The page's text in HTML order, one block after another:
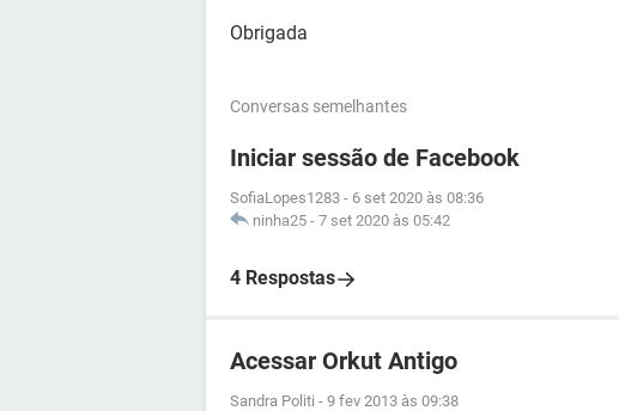
Obrigada
Conversas semelhantes
Iniciar sessão de Facebook
SofiaLopes1283 - 6 set 2020 às 08:36
ninha25 - 7 set 2020 às 05:42
4 Respostas
Acessar Orkut Antigo
Sandra Politi - 9 fev 2013 às 09:38